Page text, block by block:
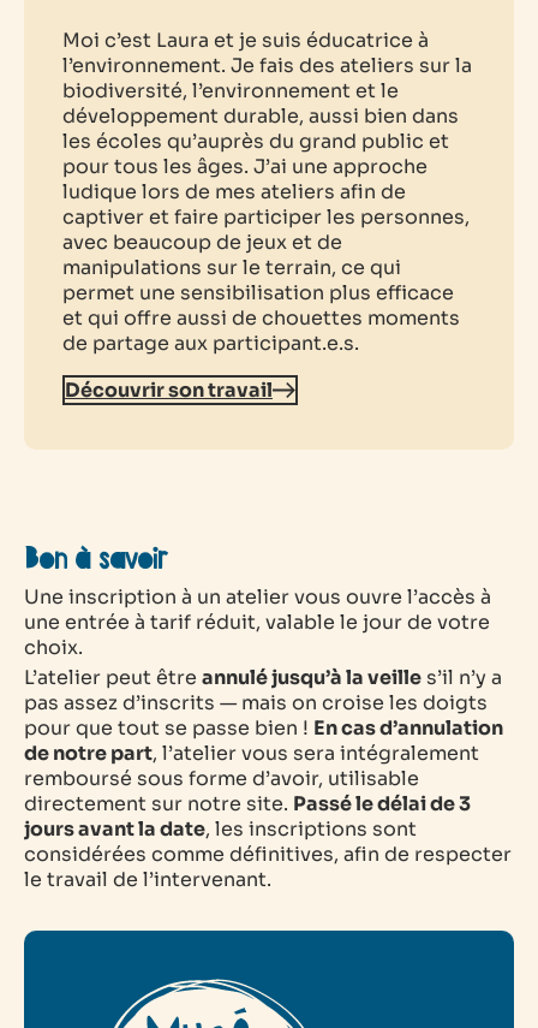
Moi c’est Laura et je suis éducatrice à
l’environnement. Je fais des ateliers sur la
biodiversité, l’environnement et le
développement durable, aussi bien dans
les écoles qu’auprès du grand public et
pour tous les âges. J’ai une approche
ludique lors de mes ateliers afin de
captiver et faire participer les personnes,
avec beaucoup de jeux et de
manipulations sur le terrain, ce qui
permet une sensibilisation plus efficace
et qui offre aussi de chouettes moments
de partage aux participant.e.s.
Découvrir son travail
Bon à savoir
Une inscription à un atelier vous ouvre l’accès à
une entrée à tarif réduit, valable le jour de votre
choix.
L’atelier peut être annulé jusqu’à la veille s’il n’y a
pas assez d’inscrits — mais on croise les doigts
pour que tout se passe bien ! En cas d’annulation
de notre part, l’atelier vous sera intégralement
remboursé sous forme d’avoir, utilisable
directement sur notre site. Passé le délai de 3
jours avant la date, les inscriptions sont
considérées comme définitives, afin de respecter
le travail de l’intervenant.